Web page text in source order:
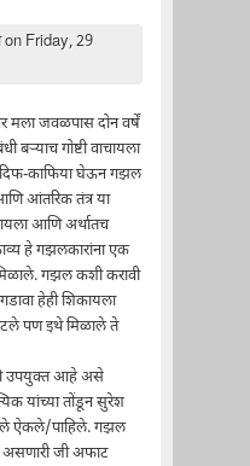
on Friday, 29
जवळपास दोन वर्षें
बर्‍याच गोष्टी वाचायला
काफिया घेऊन गझल
आंतरिक तंत्र या
आणि अर्थातच
हे गझलकारांना एक
गझल कशी करावी
हेही शिकायला
पण इथे मिळाले ते
उपयुक्त आहे असे
यांच्या तोंडून सुरेश
ऐकले/पाहिले. गझल
जी अफाट